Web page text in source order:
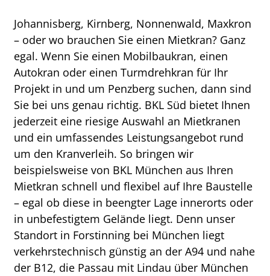
Johannisberg, Kirnberg, Nonnenwald, Maxkron
– oder wo brauchen Sie einen Mietkran? Ganz
egal. Wenn Sie einen Mobilbaukran, einen
Autokran oder einen Turmdrehkran für Ihr
Projekt in und um Penzberg suchen, dann sind
Sie bei uns genau richtig. BKL Süd bietet Ihnen
jederzeit eine riesige Auswahl an Mietkranen
und ein umfassendes Leistungsangebot rund
um den Kranverleih. So bringen wir
beispielsweise von BKL München aus Ihren
Mietkran schnell und flexibel auf Ihre Baustelle
– egal ob diese in beengter Lage innerorts oder
in unbefestigtem Gelände liegt. Denn unser
Standort in Forstinning bei München liegt
verkehrstechnisch günstig an der A94 und nahe
der B12, die Passau mit Lindau über München